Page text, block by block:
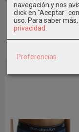
navegación y nos
click en "Aceptar"
uso. Para saber
privacidad
Preferencias